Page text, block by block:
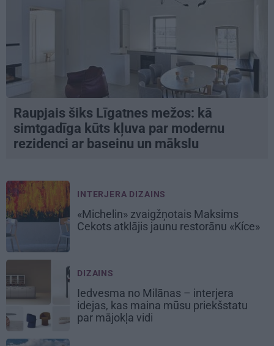
Raupjais šiks Līgatnes mežos: kā
simtgadīga kūts kļuva par modernu
rezidenci ar baseinu un mākslu
INTERJERA DIZAINS
«Michelin» zvaigžņotais Maksims
Cekots atklājis jaunu restorānu «Kíce»
DIZAINS
Iedvesma no Milānas – interjera
idejas, kas maina mūsu priekšstatu
par mājokļa vidi